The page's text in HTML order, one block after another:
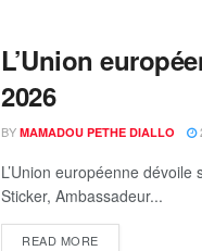
L’Union
2026
BY MAMADOU PETHE DIALLO
L’Union européenne
Sticker, Ambassadeur...
READ MORE